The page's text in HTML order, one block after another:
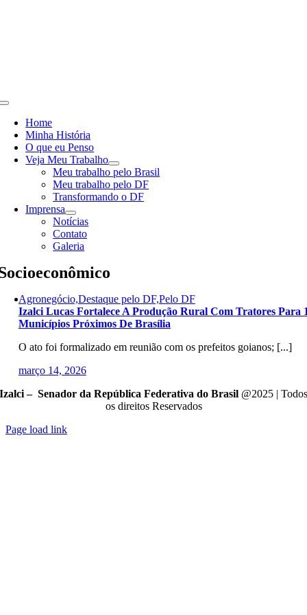
Toggle
NavigationHome
Minha História
O que eu Penso
Veja Meu Trabalho
Meu trabalho pelo Brasil
Meu trabalho pelo DF
Transformando o DF
Imprensa
Notícias
Contato
Galeria
Agronegócio,Destaque pelo DF,Pelo DF
Izalci Lucas Fortalece A Produção Rural Com Tratores Para
Municípios Próximos De Brasília
O ato foi formalizado em reunião com os prefeitos goianos; [...]
março 14, 2026
Izalci – Senador da República Federativa do Brasil @2025 | Todos
os direitos Reservados
Page load link